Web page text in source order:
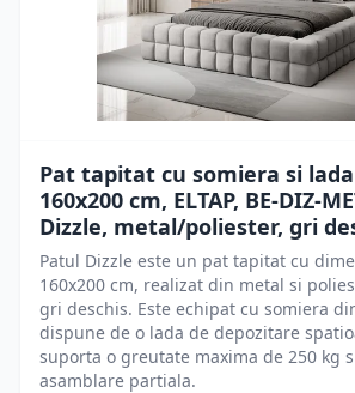
Pat tapitat cu somiera si
160x200 cm, ELTAP, BE-DIZ-
Dizzle, metal/poliester, gri
Patul Dizzle este un pat tapitat cu
160x200 cm, realizat din metal si
gri deschis. Este echipat cu somiera
dispune de o lada de depozitare
suporta o greutate maxima de 250 kg
asamblare partiala.